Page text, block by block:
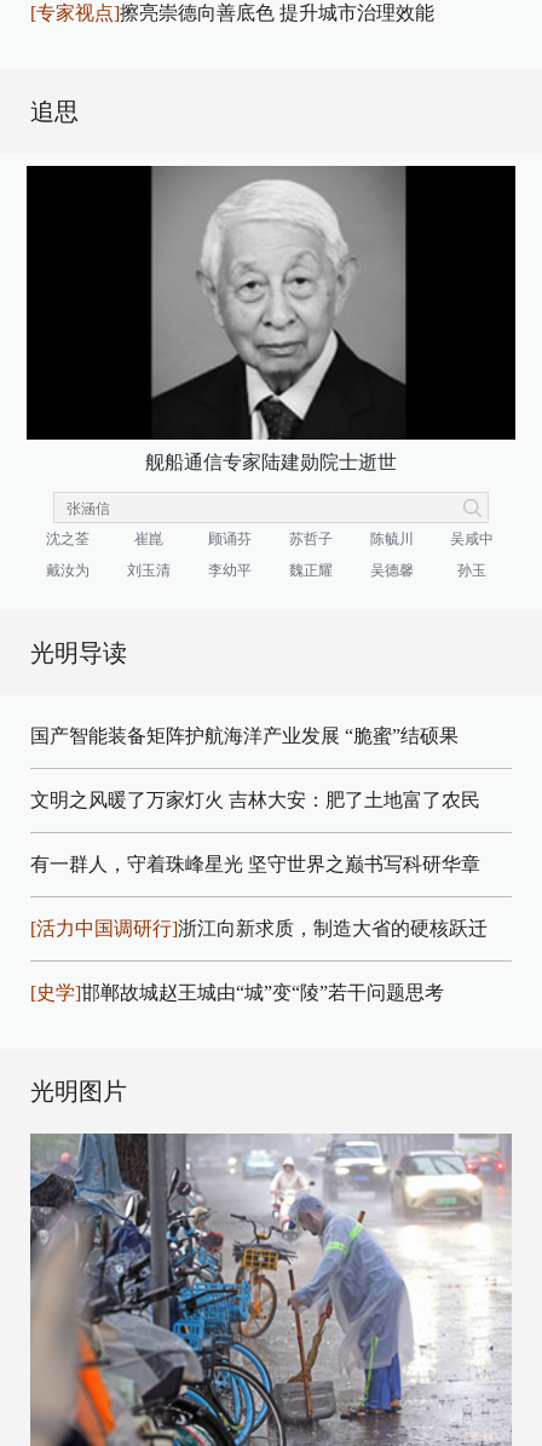
[专家视点]擦亮崇德向善底色 提升城市治理效能
追思
舰船通信专家陆建勋院士逝世
沈之荃 崔崑 顾诵芬 苏哲子 陈毓川
吴咸中
戴汝为
刘玉清 李幼平 魏正耀 吴德馨 孙玉
光明导读
国产智能装备矩阵护航海洋产业发展 “脆蜜”结硕果
文明之风暖了万家灯火 吉林大安：肥了土地富了农民
有一群人，守着珠峰星光 坚守世界之巅书写科研华章
[活力中国调研行]浙江向新求质，制造大省的硬核跃迁
[史学]邯郸故城赵王城由“城”变“陵”若干问题思考
光明图片